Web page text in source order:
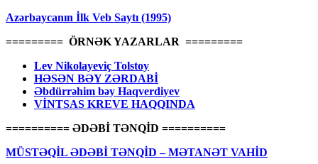
Azərbaycanın İlk Veb Saytı (1995)
========= ÖRNƏK YAZARLAR =========
Lev Nikolayeviç Tolstoy
HƏSƏN BƏY ZƏRDABİ
Əbdürrəhim bəy Haqverdiyev
VİNTSAS KREVE HAQQINDA
========== ƏDƏBİ TƏNQİD ==========
MÜSTƏQİL ƏDƏBİ TƏNQİD – MƏTANƏT VAHİD